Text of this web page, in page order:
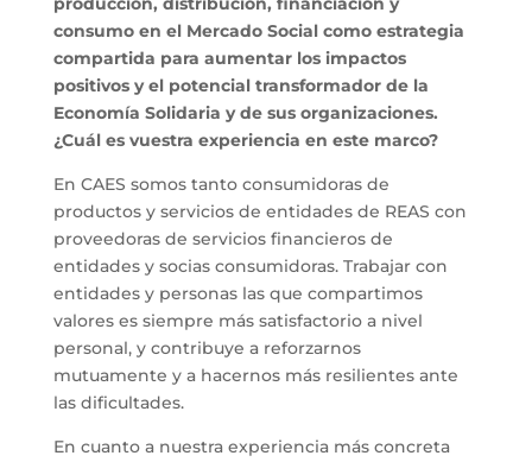
consumo en el Mercado Social como estrategia
compartida para aumentar los impactos
positivos y el potencial transformador de la
Economía Solidaria y de sus organizaciones.
¿Cuál es vuestra experiencia en este marco?
En CAES somos tanto consumidoras de
productos y servicios de entidades de REAS con
proveedoras de servicios financieros de
entidades y socias consumidoras. Trabajar con
entidades y personas las que compartimos
valores es siempre más satisfactorio a nivel
personal, y contribuye a reforzarnos
mutuamente y a hacernos más resilientes ante
las dificultades.
En cuanto a nuestra experiencia más concreta